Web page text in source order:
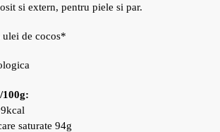
si extern, pentru piele si par.
ulei de cocos*
saturate 94g